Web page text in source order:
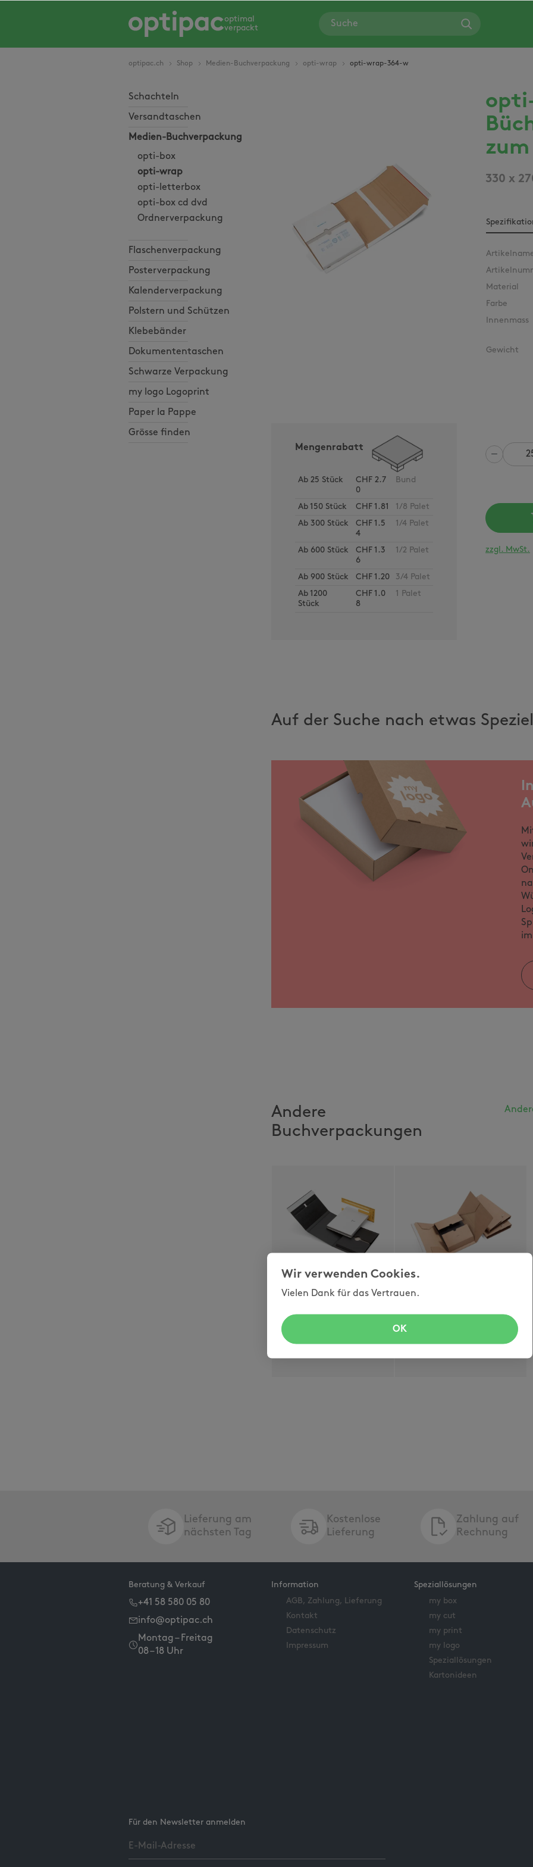
Zur Hauptnavigation springen
optimal
verpackt
optipac.ch Shop Medien-Buchverpackung opti-wrap opti-wrap-364-w
Schachteln
Versandtaschen
Medien-Buchverpackung
opti-box
opti-wrap
opti-letterbox
opti-box cd dvd
Ordnerverpackung
Flaschenverpackung
Posterverpackung
Kalenderverpackung
Polstern und Schützen
Klebebänder
Dokumententaschen
Schwarze Verpackung
my logo Logoprint
Paper la Pappe
Grösse finden
330 x
Material
Farbe
Innenmass
Gewicht
Mengenrabatt
Ab 25 Stück
CHF 2.7
0
Bund
Ab 150 Stück CHF 1.81
1/8 Palet
Ab 300 Stück
CHF 1.5
4
1/4 Palet
Ab 600 Stück
CHF 1.3
6
1/2 Palet
Ab 900 Stück CHF 1.20
3/4 Palet
Ab 1200
Stück
CHF 1.0
8
1 Palet
Anzahl
zzgl. MwSt.
Auf der Suche nach etwas
Andere
Buchverpackungen
opti-letterbox
die
opti-box
Lieferung am
nächsten Tag
Kostenlose
Lieferung
Zahlung auf
Rechnung
Beratung & Verkauf
+41 58 580 05 80
info@optipac.ch
Montag – Freitag
08 – 18 Uhr
Information
AGB, Zahlung, Lieferung
Kontakt
Datenschutz
Impressum
Speziallösungen
my box
my cut
my print
my logo
Speziallösungen
Kartonideen
Für den Newsletter anmelden
Wir verwenden Cookies.
Vielen Dank für das Vertrauen.
OK